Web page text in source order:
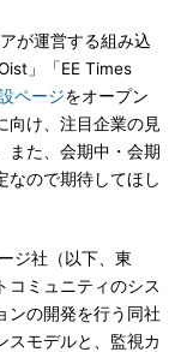
が運営する組み込
」「EE Times
ページをオープン
向け、注目企業の見
また、会期中・会期
なので期待してほし
ジ社（以下、東
コミュニティのシス
ンの開発を行う同社
スモデルと、監視カ